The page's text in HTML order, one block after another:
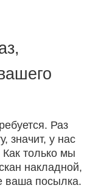
Раз
значит, у нас
Как только мы
накладной,
ваша посылка.